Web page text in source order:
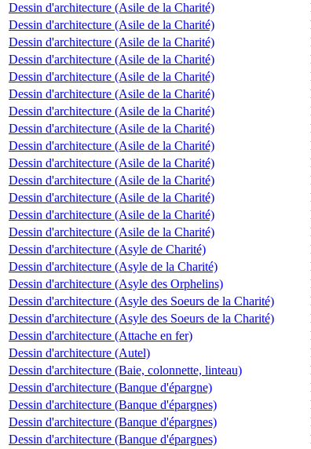
Dessin d'architecture (Asile de la Charité)
Dessin d'architecture (Asile de la Charité)
Dessin d'architecture (Asile de la Charité)
Dessin d'architecture (Asile de la Charité)
Dessin d'architecture (Asile de la Charité)
Dessin d'architecture (Asile de la Charité)
Dessin d'architecture (Asile de la Charité)
Dessin d'architecture (Asile de la Charité)
Dessin d'architecture (Asile de la Charité)
Dessin d'architecture (Asile de la Charité)
Dessin d'architecture (Asile de la Charité)
Dessin d'architecture (Asile de la Charité)
Dessin d'architecture (Asile de la Charité)
Dessin d'architecture (Asile de la Charité)
Dessin d'architecture (Asyle de Charité)
Dessin d'architecture (Asyle de la Charité)
Dessin d'architecture (Asyle des Orphelins)
Dessin d'architecture (Asyle des Soeurs de la Charité)
Dessin d'architecture (Asyle des Soeurs de la Charité)
Dessin d'architecture (Attache en fer)
Dessin d'architecture (Autel)
Dessin d'architecture (Baie, colonnette, linteau)
Dessin d'architecture (Banque d'épargne)
Dessin d'architecture (Banque d'épargnes)
Dessin d'architecture (Banque d'épargnes)
Dessin d'architecture (Banque d'épargnes)